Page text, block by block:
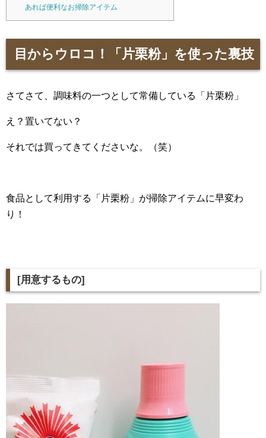
あれば便利なお掃除アイテム
目からウロコ！「片栗粉」を使った裏技
さてさて、調味料の一つとして常備している「片栗粉」
え？置いてない？
それでは買ってきてくださいな。（笑）
食品として利用する「片栗粉」が掃除アイテムに早変わ
り！
[用意するもの]